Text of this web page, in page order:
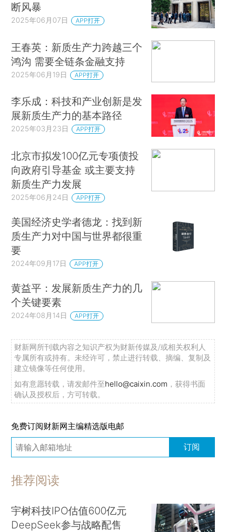
断风暴
2025年06月07日 APP打开
王春英：新质生产力跨越三个
鸿沟 需要全链条金融支持
2025年06月19日 APP打开
李乐成：科技和产业创新是发
展新质生产力的基本路径
2025年03月23日 APP打开
北京市拟发100亿元专项债投
向政府引导基金 或主要支持
新质生产力发展
2025年06月24日 APP打开
美国经济史学者德龙：找到新
质生产力对中国与世界都很重
要
2024年09月17日 APP打开
黄益平：发展新质生产力的几
个关键要素
2024年08月14日 APP打开
财新网所刊载内容之知识产权为财新传媒及/或相关权利人
专属所有或持有。未经许可，禁止进行转载、摘编、复制及
建立镜像等任何使用。
如有意愿转载，请发邮件至hello@caixin.com ，获得书面
确认及授权后，方可转载。
免费订阅财新网主编精选版电邮
订阅
推荐阅读
宇树科技IPO估值600亿元
DeepSeek参与战略配售